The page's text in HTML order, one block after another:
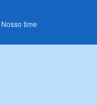
Nosso time